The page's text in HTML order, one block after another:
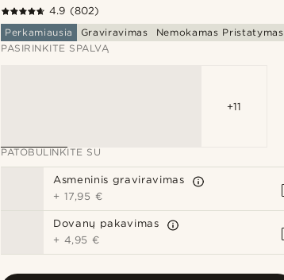
4.9 (802)
Perkamiausia
Graviravimas
Nemokamas Pristatymas
PASIRINKITE SPALVĄ
+11
PATOBULINKITE SU
Asmeninis graviravimas
+ 17,95 €
Dovanų pakavimas
+ 4,95 €